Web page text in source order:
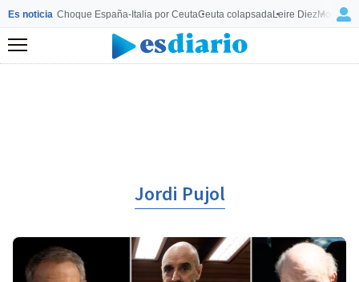
Es noticia Choque España-Italia por CeutaCeuta colapsadaLeire Diez
Menú
Jordi Pujol